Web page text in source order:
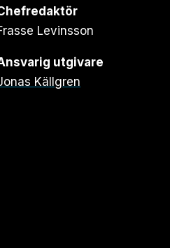
Levinsson
utgivare
Källgren